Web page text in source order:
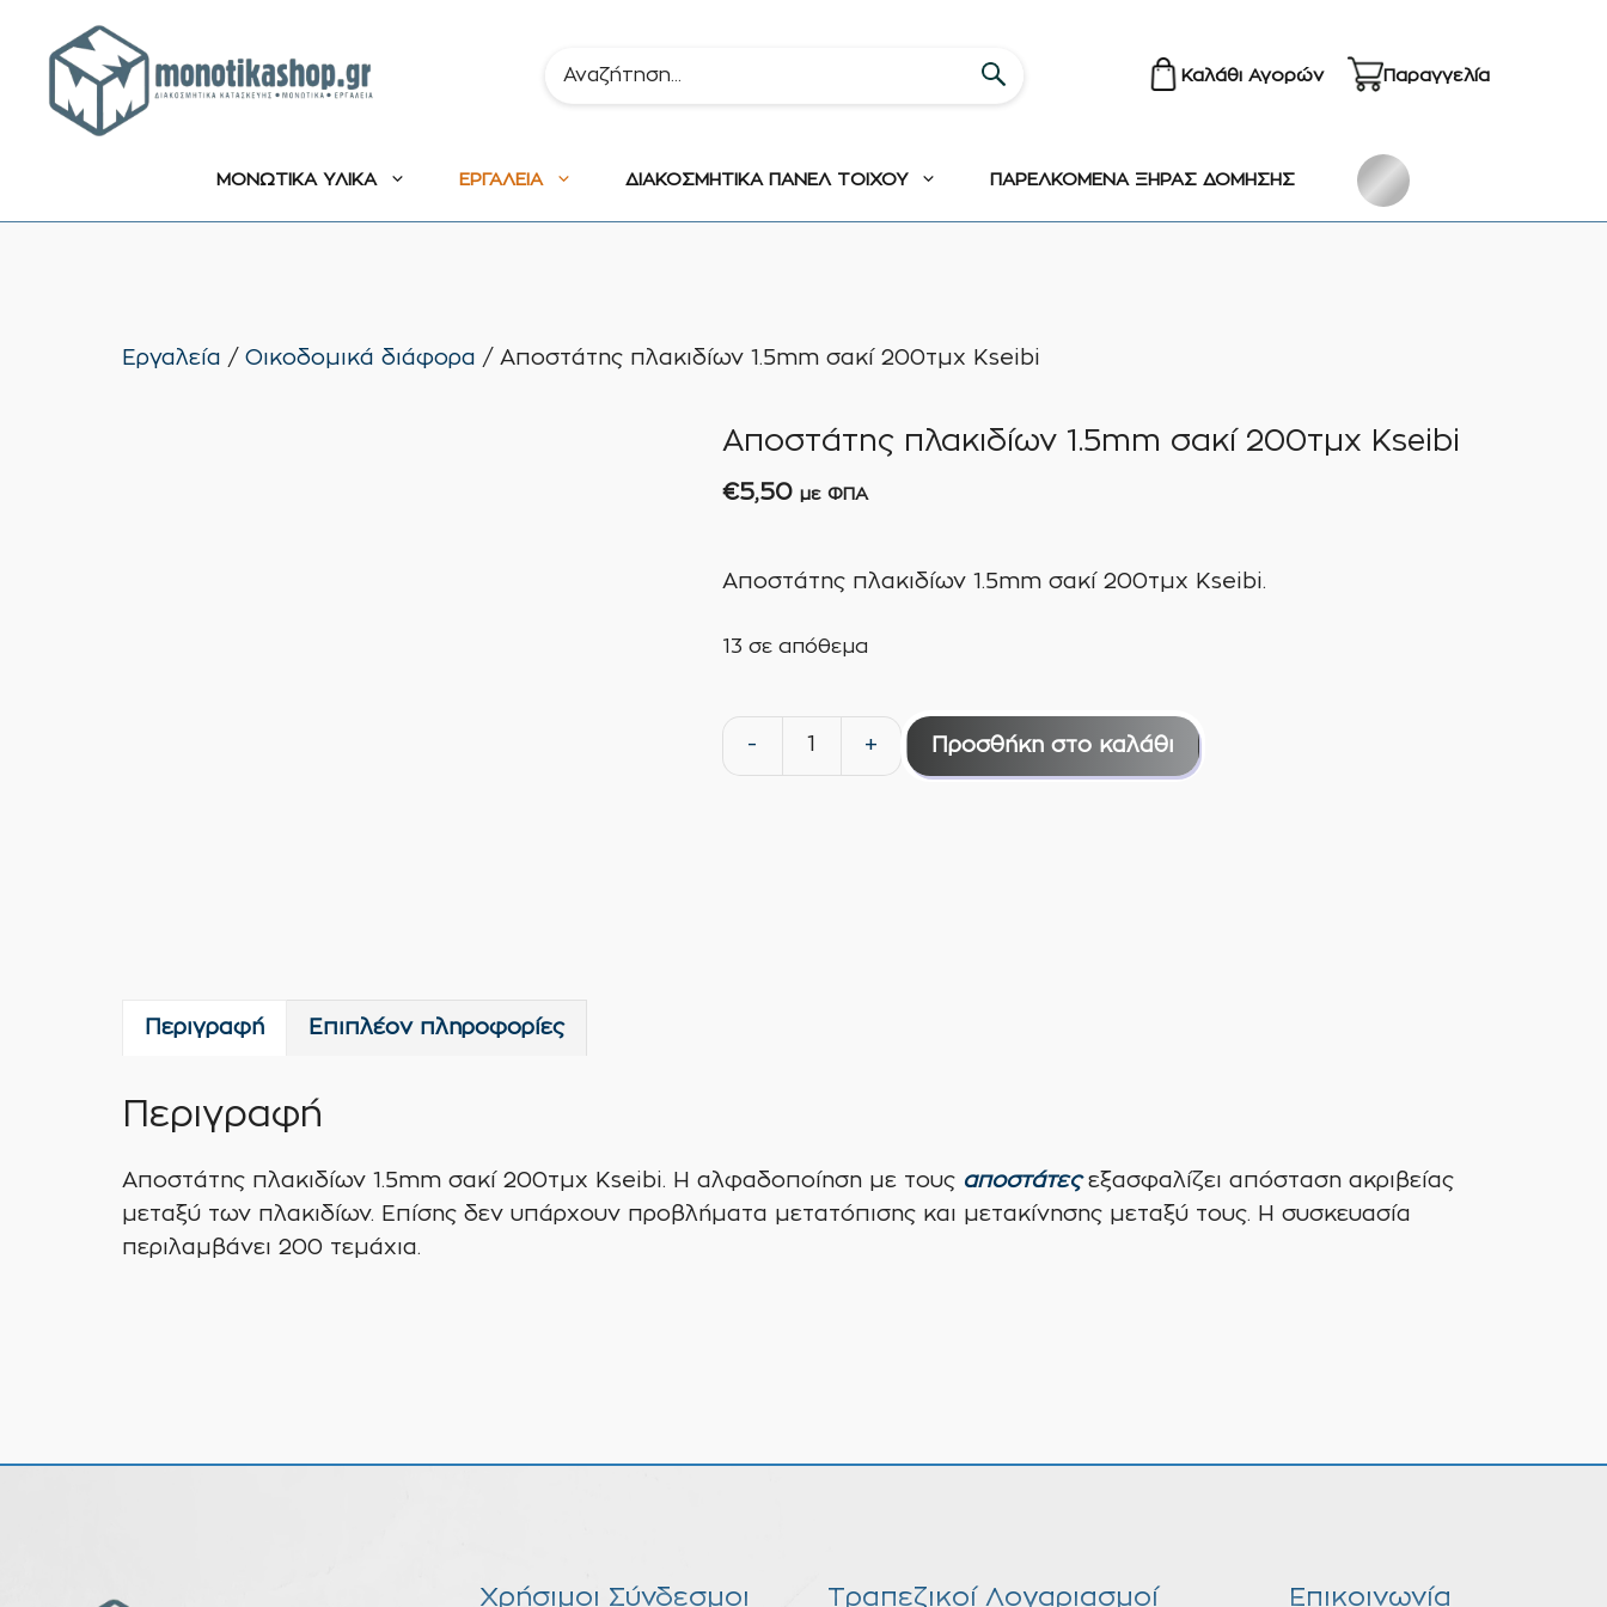
περιεχόμενο
Καλάθι Αγορών Παραγγελία
ΜΟΝΩΤΙΚΑ ΥΛΙΚΑ ΕΡΓΑΛΕΙΑ ΔΙΑΚΟΣΜΗΤΙΚΑ ΠΑΝΕΛ ΤΟΙΧΟΥ ΠΑΡΕΛΚΟΜΕΝΑ ΞΗΡΑΣ ΔΟΜΗΣΗΣ
Εργαλεία / Οικοδομικά διάφορα / Αποστάτης πλακιδίων 1.5mm σακί 200τμχ Kseibi
Αποστάτης πλακιδίων 1.5mm σακί 200τμχ Kseibi
€5,50 με ΦΠΑ
Αποστάτης πλακιδίων 1.5mm σακί 200τμχ Kseibi.
13 σε απόθεμα
-
Αποστάτης
+ Προσθήκη στο καλάθι
Περιγραφή Επιπλέον πληροφορίες
Περιγραφή
Αποστάτης πλακιδίων 1.5mm σακί 200τμχ Kseibi. Η αλφαδοποίηση με τους αποστάτεςεξασφαλίζει απόσταση ακριβείας
μεταξύ των πλακιδίων. Επίσης δεν υπάρχουν προβλήματα μετατόπισης και μετακίνησης μεταξύ τους. Η συσκευασία
περιλαμβάνει 200 τεμάχια.
Χρήσιμοι Σύνδεσμοι Τραπεζικοί Λογαριασμοί Επικοινωνία